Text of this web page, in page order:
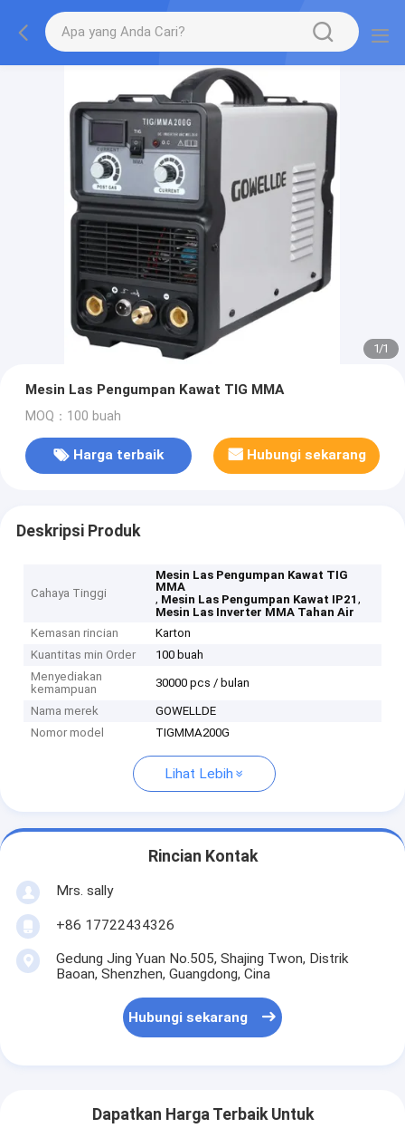
1/1
Mesin Las Pengumpan Kawat TIG MMA
MOQ：100 buah
Harga terbaik Hubungi sekarang
Deskripsi Produk
Cahaya Tinggi
Mesin Las Pengumpan Kawat TIG
MMA
, Mesin Las Pengumpan Kawat IP21,
Mesin Las Inverter MMA Tahan Air
Kemasan rincian
Karton
Kuantitas min Order
100 buah
Menyediakan
kemampuan
30000 pcs / bulan
Nama merek
GOWELLDE
Nomor model
TIGMMA200G
Lihat Lebih
Rincian Kontak
Mrs. sally
+86 17722434326
Gedung Jing Yuan No.505, Shajing Twon, Distrik
Baoan, Shenzhen, Guangdong, Cina
Hubungi sekarang
Dapatkan Harga Terbaik Untuk